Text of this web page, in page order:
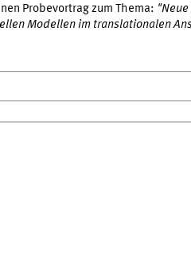
Probevortrag zum Thema:
Modellen im translationalen